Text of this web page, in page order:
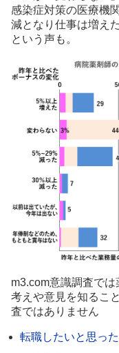
感染症対策の医療機
減となり仕事は増え
という声も。
m3.com意識調査で
考えや意見を知るこ
査ではありません
転職したいと思っ